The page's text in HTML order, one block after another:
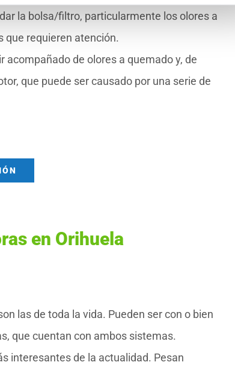
la bolsa/filtro, particularmente los olores a
que requieren atención.
de olores a quemado y, de
que puede ser causado por una serie de
en Orihuela
las de toda la vida. Pueden ser con o bien
que cuentan con ambos sistemas.
interesantes de la actualidad. Pesan